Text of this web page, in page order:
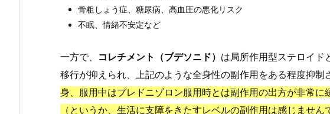
骨粗しょう症、糖尿病、高血圧の悪化リスク
不眠、情緒不安定など
一方で、 コレチメント（ブデソニド） は局所作用型ステロイド
移行が抑えられ、上記のような全身性の副作用をある程度抑制
身、服用中はプレドニゾロン服用時とは副作用の出方が非常に
（というか、生活に支障をきたすレベルの副作用は感じません